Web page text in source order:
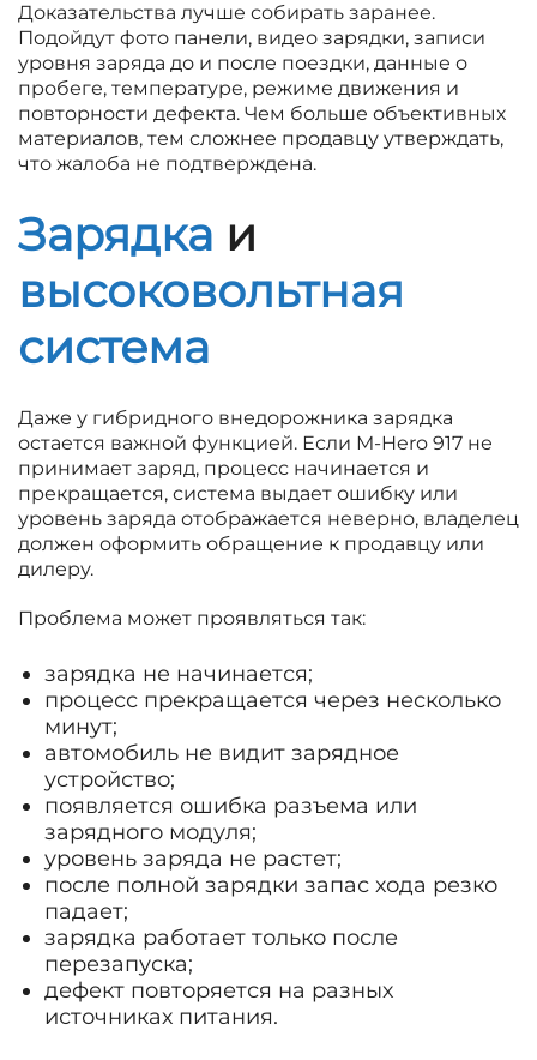
Доказательства лучше собирать заранее.
Подойдут фото панели, видео зарядки, записи
уровня заряда до и после поездки, данные о
пробеге, температуре, режиме движения и
повторности дефекта. Чем больше объективных
материалов, тем сложнее продавцу утверждать,
что жалоба не подтверждена.
Зарядка и
высоковольтная
система
Даже у гибридного внедорожника зарядка
остается важной функцией. Если M-Hero 917 не
принимает заряд, процесс начинается и
прекращается, система выдает ошибку или
уровень заряда отображается неверно, владелец
должен оформить обращение к продавцу или
дилеру.
Проблема может проявляться так:
зарядка не начинается;
процесс прекращается через несколько
минут;
автомобиль не видит зарядное
устройство;
появляется ошибка разъема или
зарядного модуля;
уровень заряда не растет;
после полной зарядки запас хода резко
падает;
зарядка работает только после
перезапуска;
дефект повторяется на разных
источниках питания.